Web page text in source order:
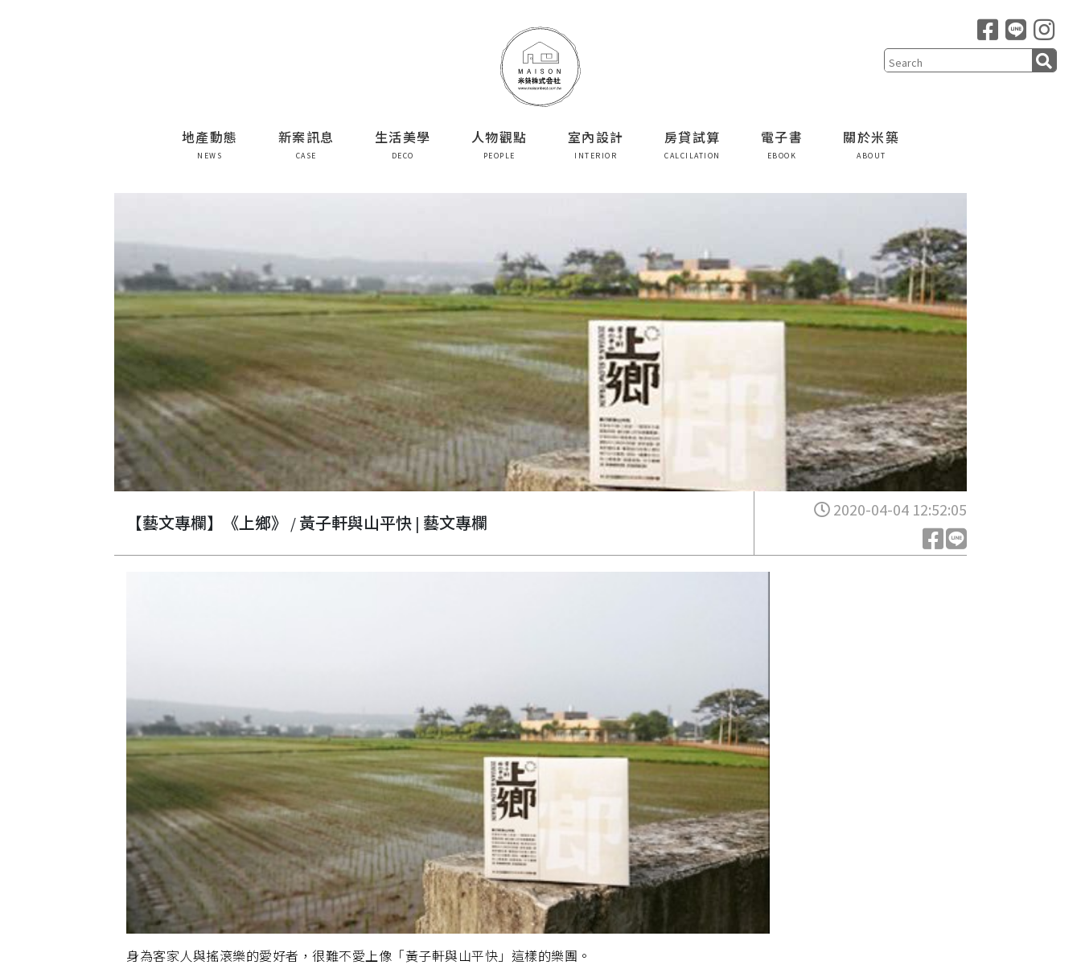
地產動態
NEWS
新案訊息
CASE
生活美學
DECO
人物觀點
PEOPLE
室內設計
INTERIOR
房貸試算
CALCILATION
電子書
EBOOK
關於米築
ABOUT
【藝文專欄】《上鄉》 / 黃子軒與山平快 | 藝文專欄
2020-04-04 12:52:05
身為客家人與搖滾樂的愛好者，很難不愛上像「黃子軒與山平快」這樣的樂團。